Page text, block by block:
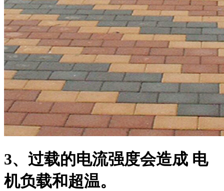
3、过载的电流强度会造成 电
机负载和超温。